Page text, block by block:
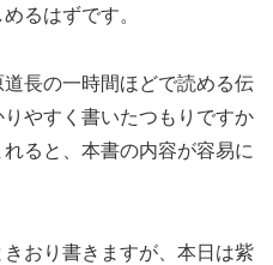
るはずです。
長の一時間ほどで読める伝
やすく書いたつもりですか
ると、本書の内容が容易に
おり書きますが、本日は紫